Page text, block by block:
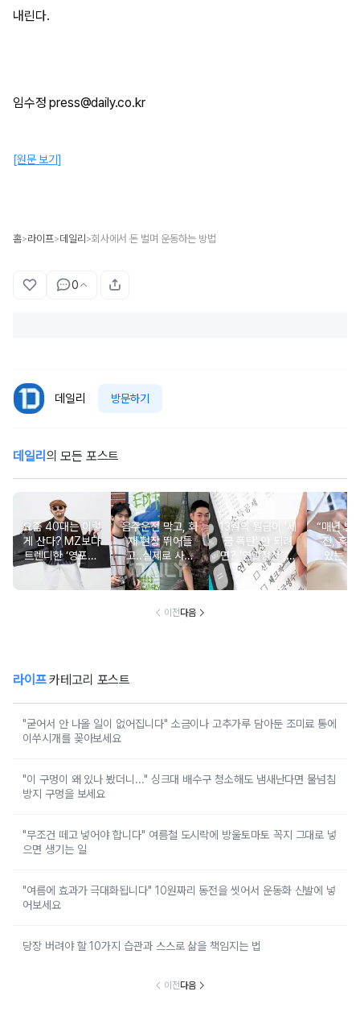
내린다.
임수정 press@daily.co.kr
[원문 보기]
홈>라이프>데일리 >회사에서 돈 벌며 운동하는 방법
0
데일리 방문하기
데일리 의 모든 포스트
요즘 40대는 이렇
게 산다? MZ보다
트렌디한 ‘영포티’
분석
음주운전 막고, 화
재 현장 뛰어들
고..실제로 사람
구한 연예인 10
13월의 월급이 '세
금 폭탄' 안 되려
면? '연말정산' 핵
심 꿀팁 A to Z
“매년 받
진, 혹시
있는 건
요?”
이전다음
라이프카테고리 포스트
"굳어서 안 나올 일이 없어집니다" 소금이나 고추가루 담아둔 조미료 통에
이쑤시개를 꽂아보세요
"이 구멍이 왜 있나 봤더니..." 싱크대 배수구 청소해도 냄새난다면 물넘침
방지 구멍을 보세요
"무조건 떼고 넣어야 합니다" 여름철 도시락에 방울토마토 꼭지 그대로 넣
으면 생기는 일
"여름에 효과가 극대화됩니다" 10원짜리 동전을 씻어서 운동화 신발에 넣
어보세요
당장 버려야 할 10가지 습관과 스스로 삶을 책임지는 법
이전다음